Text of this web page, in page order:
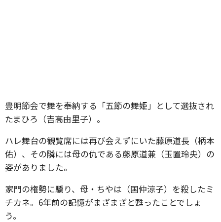
豊明節会で舞を奉納する「五節の舞姫」として選抜され
たまひろ（吉高由里子）。
ハレ舞台の観覧席には再び会えずにいた藤原道長（柄本
佑）、その隣には母の仇である藤原道兼（玉置玲央）の
姿がありました。
家門の権勢に驕り、母・ちやは（国仲涼子）を殺したミ
チカネ。6年前の記憶がまざまざと甦ったことでしょ
う。